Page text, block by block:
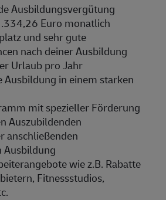
Ausbildungsvergütung
Euro monatlich
und sehr gute
nach deiner Ausbildung
Urlaub pro Jahr
in einem starken
mit spezieller Förderung
Auszubildenden
anschließenden
Ausbildung
wie z.B. Rabatte
Fitnessstudios,